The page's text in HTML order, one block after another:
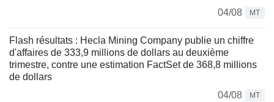
04/08
MT
Flash résultats : Hecla Mining Company publie un chiffre
d'affaires de 333,9 millions de dollars au deuxième
trimestre, contre une estimation FactSet de 368,8 millions
de dollars
04/08
MT